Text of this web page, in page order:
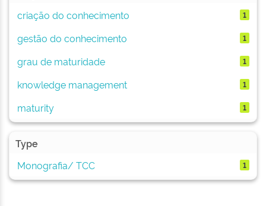
criação do conhecimento
1
gestão do conhecimento 1
grau de maturidade 1
knowledge management 1
maturity 1
Type
Monografia/ TCC
1